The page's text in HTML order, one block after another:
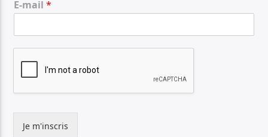
E-mail*
Je m'inscris